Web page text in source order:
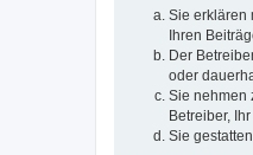
Sie erklären
Ihren
Der
oder
Sie nehmen
Betreiber,
Sie